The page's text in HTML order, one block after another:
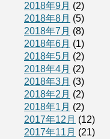
2018年9月 (2)
2018年8月 (5)
2018年7月 (8)
2018年6月 (1)
2018年5月 (2)
2018年4月 (2)
2018年3月 (3)
2018年2月 (2)
2018年1月 (2)
2017年12月 (12)
2017年11月 (21)